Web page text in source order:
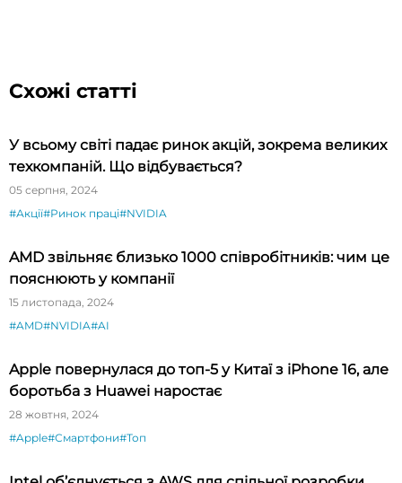
Схожі статті
У всьому світі падає ринок акцій, зокрема великих
техкомпаній. Що відбувається?
05 серпня, 2024
#Акції#Ринок праці#NVIDIA
AMD звільняє близько 1000 співробітників: чим це
пояснюють у компанії
15 листопада, 2024
#AMD#NVIDIA#AI
Apple повернулася до топ-5 у Китаї з iPhone 16, але
боротьба з Huawei наростає
28 жовтня, 2024
#Apple#Смартфони#Топ